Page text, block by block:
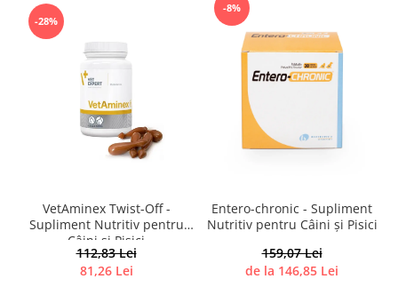
-28%
VetAminex Twist-Off -
Supliment Nutritiv pentru
Câini și Pisici
112,83 Lei
81,26 Lei
-8%
Entero-chronic - Supliment
Nutritiv pentru Câini și Pisici
159,07 Lei
de la 146,85 Lei